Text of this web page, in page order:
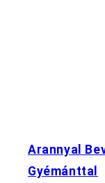
Arannyal
Gyémánttal